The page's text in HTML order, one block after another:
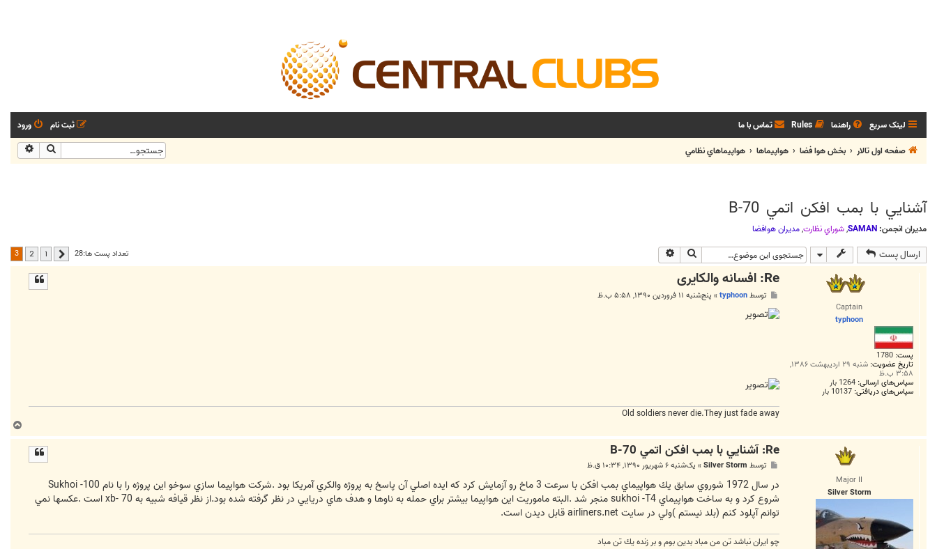
لینک سریع راهنما Rules تماس با ما ورود
ثبت نام
صفحه اول تالار
بخش هوا فضا هواپيماها هواپيماهاي نظامي جستجو
آشنايي با بمب افکن اتمي B-70
مدیران انجمن: SAMAN
,شوراي نظارت,مديران هوافضا
ارسال پست جستجو تعداد پست ها:28 قبلی 1
2
3
Captain
typhoon
پست: 1780
تاریخ عضویت: شنبه ۲۹ اردیبهشت ۱۳۸۶,
۳:۵۸ ب.ظ
سپاس‌های ارسالی: 1264 بار
سپاس‌های دریافتی: 10137 بار
Re: افسانه والکایری
ت
توسطtyphoon
» پنج‌شنبه ۱۱ فروردین ۱۳۹۰, ۵:۵۸ ب.ظ
Old soldiers never die.They just fade away
ا
Major II
Silver Storm
Re: آشنايي با بمب افکن اتمي B-70
ت
توسط Silver Storm
» یک‌شنبه ۶ شهریور ۱۳۹۰, ۱۰:۳۴ ق.ظ
در سال 1972 شوروي سابق يك هواپيماي بمب افكن با سرعت 3 ماخ رو آزمايش كرد كه ايده اصلي آن پاسخ به پروژه والكري آمريكا بود .شركت هواپيما سازي سوخو اين پروژه را با نام Sukhoi -100
شروع كرد و به ساخت هواپيماي sukhoi -T4 منجر شد .البته ماموريت اين هواپيما بيشتر براي حمله به ناوها و هدف هاي دريايي در نظر گرفته شده بود.از نظر قيافه شبيه به xb- 70 است .عكسها نمي
توانم آپلود كنم (بلد نيستم )ولي در سايت airliners.net قابل ديدن است.
چو ايران نباشد تن من مباد بدين بوم و بر زنده يك تن مباد